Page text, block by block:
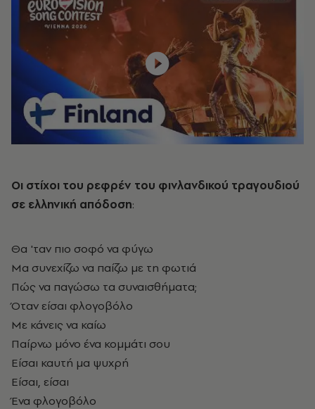
Οι στίχοι του ρεφρέν του φινλανδικού τραγουδιού
σε ελληνική απόδοση:
Θα 'ταν πιο σοφό να φύγω
Μα συνεχίζω να παίζω με τη φωτιά
Πώς να παγώσω τα συναισθήματα;
Όταν είσαι φλογοβόλο
Με κάνεις να καίω
Παίρνω μόνο ένα κομμάτι σου
Είσαι καυτή μα ψυχρή
Είσαι, είσαι
Ένα φλογοβόλο